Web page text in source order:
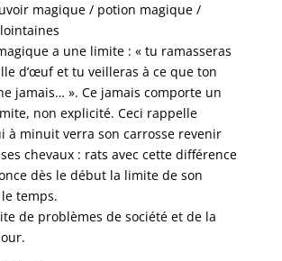
magique / potion magique /
a une limite : « tu ramasseras
d’œuf et tu veilleras à ce que ton
jamais… ». Ce jamais comporte un
non explicité. Ceci rappelle
à minuit verra son carrosse revenir
chevaux : rats avec cette différence
dès le début la limite de son
temps.
de problèmes de société et de la